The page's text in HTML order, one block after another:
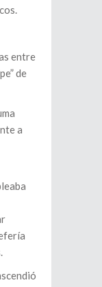
entre
de
a